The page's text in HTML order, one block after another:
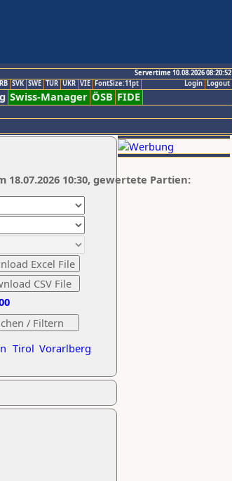
Servertime 10.08.2026 08:20:52
Logout
Login
SVK SWE TUR UKR VIE FontSize:11pt
Swiss-Manager ÖSB FIDE
Tirol Vorarlberg
18.07.2026 10:30, gewertete Partien: